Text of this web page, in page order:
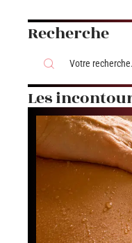
Recherche
Les